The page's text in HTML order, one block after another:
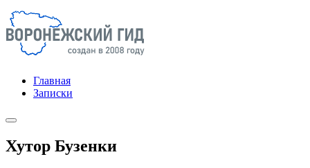
Главная
Записки
Хутор Бузенки